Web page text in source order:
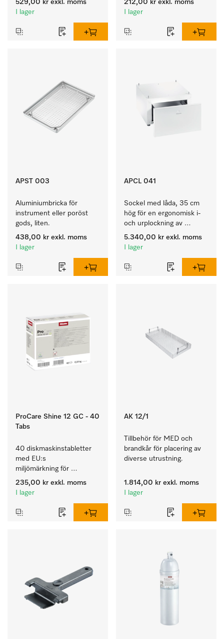
529,00 kr exkl. moms
I lager
212,00 kr exkl. moms
I lager
APST 003
Aluminiumbricka för
instrument eller poröst
gods, liten.
438,00 kr exkl. moms
I lager
APCL 041
Sockel med låda, 35 cm
hög för en ergonomisk i-
och urplockning av
tvättmaskinen och
torktumlaren.
5.340,00 kr exkl. moms
I lager
ProCare Shine 12 GC - 40
Tabs
40 diskmaskinstabletter
med EU:s
miljömärkning för
rengöring av mycket
smutsigt porslin, bestick
235,00 kr exkl. moms
I lager
AK 12/1
Tillbehör för MED och
brandkår för placering av
diverse utrustning.
1.814,00 kr exkl. moms
I lager